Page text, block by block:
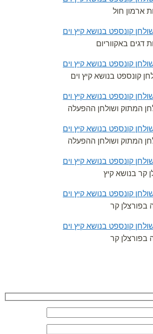
ארמון חול
דגים באקווריום
קונספט בנושא קיץ וים
המתוק ושולחן ההפעלה
המתוק ושולחן ההפעלה
קר בנושא קיץ
בפורצלן קר
בפורצלן קר